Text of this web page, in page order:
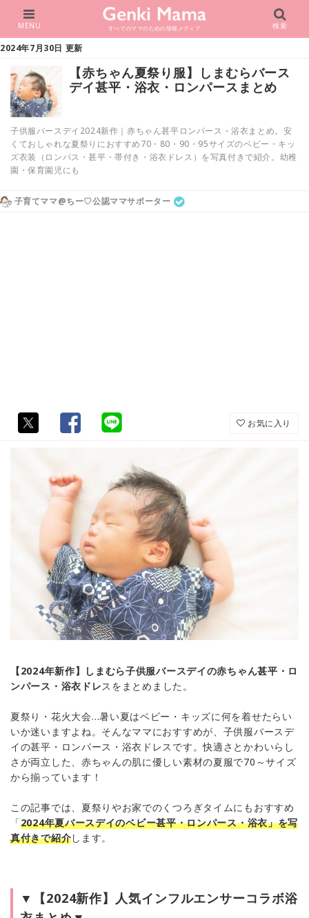
すべてのママのための情報メディア
MENU 検索
2024年7月30日 更新
【赤ちゃん夏祭り服】しまむらバース
デイ甚平・浴衣・ロンパースまとめ
子供服バースデイ2024新作｜赤ちゃん甚平ロンパース・浴衣まとめ。安
くておしゃれな夏祭りにおすすめ70・80・90・95サイズのベビー・キッ
ズ衣装（ロンパス・甚平・帯付き・浴衣ドレス）を写真付きで紹介。幼稚
園・保育園児にも
子育てママ@ちー♡公認ママサポーター
お気に入り
【2024年新作】しまむら子供服バースデイの赤ちゃん甚平・ロ
ンパース・浴衣ドレスをまとめました。
夏祭り・花火大会…暑い夏はベビー・キッズに何を着せたらい
いか迷いますよね。そんなママにおすすめが、子供服バースデ
イの甚平・ロンパース・浴衣ドレスです。快適さとかわいらし
さが両立した、赤ちゃんの肌に優しい素材の夏服で70～サイズ
から揃っています！
この記事では、夏祭りやお家でのくつろぎタイムにもおすすめ
「2024年夏バースデイのベビー甚平・ロンパース・浴衣」を写
真付きで紹介します。
▼【2024新作】人気インフルエンサーコラボ浴